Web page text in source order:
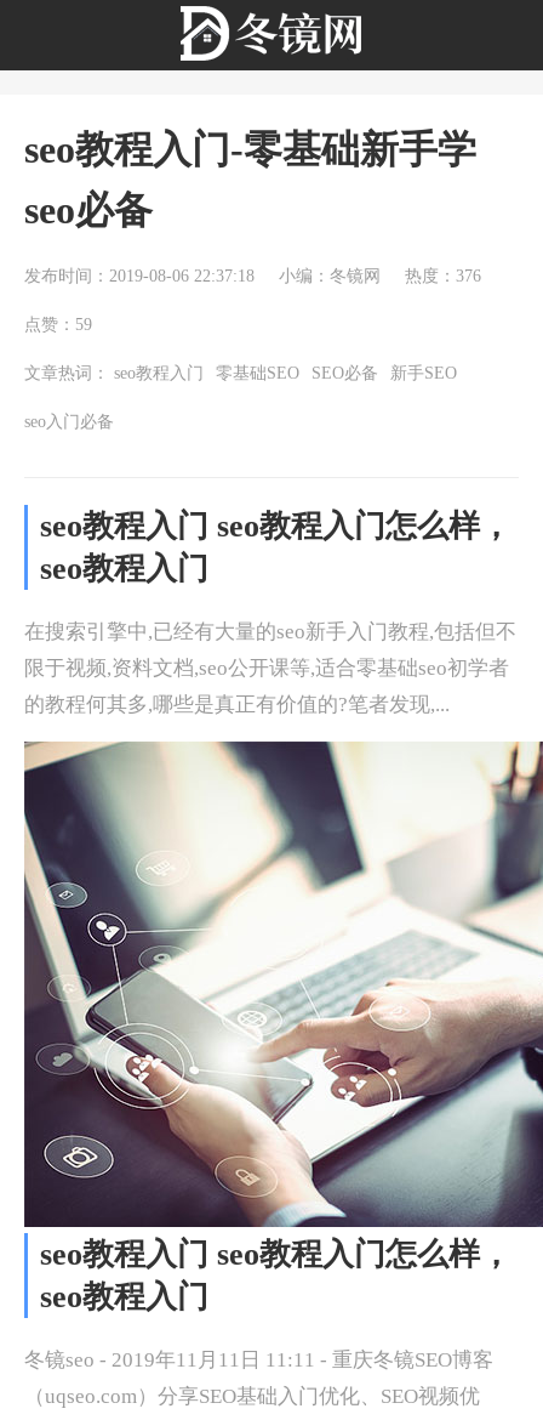
seo教程入门-零基础新手学
seo必备
发布时间：2019-08-06 22:37:18 小编：冬镜网 热度：376
点赞：59
文章热词： seo教程入门 零基础SEO SEO必备 新手SEO
seo入门必备
seo教程入门 seo教程入门怎么样，
seo教程入门
在搜索引擎中,已经有大量的seo新手入门教程,包括但不
限于视频,资料文档,seo公开课等,适合零基础seo初学者
的教程何其多,哪些是真正有价值的?笔者发现,...
seo教程入门 seo教程入门怎么样，
seo教程入门
冬镜seo - 2019年11月11日 11:11 - 重庆冬镜SEO博客
（uqseo.com）分享SEO基础入门优化、SEO视频优